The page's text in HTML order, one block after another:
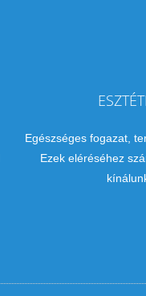
Egészséges fogazat,
Ezek eléréséhez